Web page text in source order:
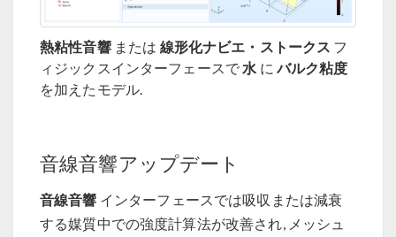
熱粘性音響または 線形化ナビエ・ストークス フ
ィジックスインターフェースで水 に バルク粘度
を加えたモデル.
音線音響アップデート
音線音響 インターフェースでは吸収または減衰
する媒質中での強度計算法が改善され, メッシュ